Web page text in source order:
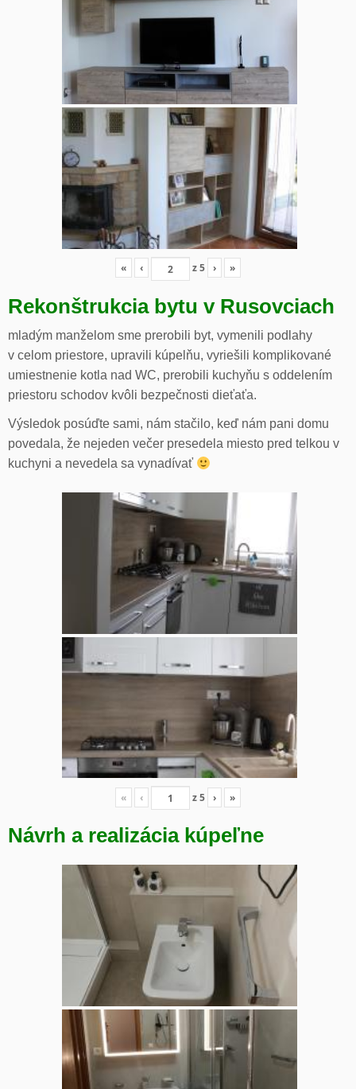
« ‹ z5 › »
Rekonštrukcia bytu v Rusovciach
mladým manželom sme prerobili byt, vymenili podlahy
v celom priestore, upravili kúpelňu, vyriešili komplikované
umiestnenie kotla nad WC, prerobili kuchyňu s oddelením
priestoru schodov kvôli bezpečnosti dieťaťa.
Výsledok posúďte sami, nám stačilo, keď nám pani domu
povedala, že nejeden večer presedela miesto pred telkou v
kuchyni a nevedela sa vynadívať
« ‹ z5 › »
Návrh a realizácia kúpeľne